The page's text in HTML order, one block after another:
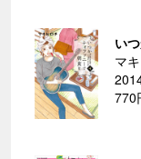
い
マ
770